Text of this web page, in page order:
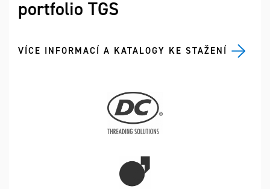
portfolio TGS
VÍCE INFORMACÍ A KATALOGY KE STAŽENÍ